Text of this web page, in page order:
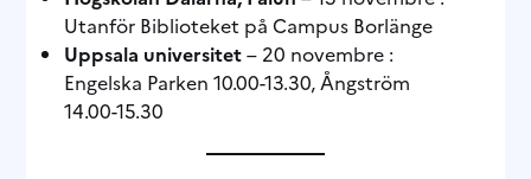
Utanför Biblioteket på Campus Borlänge
Uppsala universitet– 20 novembre :
Engelska Parken 10.00-13.30, Ångström
14.00-15.30